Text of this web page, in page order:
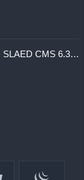
Тестируем релиз Pre-Alpha версии системы SLAED CMS 6.3 Pro